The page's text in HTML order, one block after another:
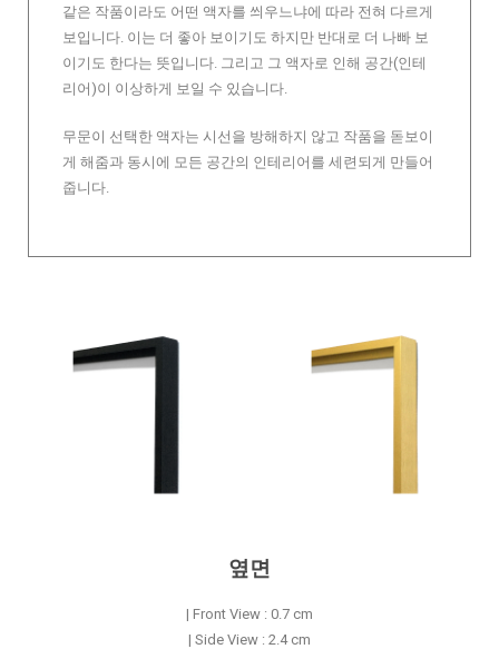
같은 작품이라도 어떤 액자를 씌우느냐에 따라 전혀 다르게
보입니다. 이는 더 좋아 보이기도 하지만 반대로 더 나빠 보
이기도 한다는 뜻입니다. 그리고 그 액자로 인해 공간(인테
리어)이 이상하게 보일 수 있습니다.
무문이 선택한 액자는 시선을 방해하지 않고 작품을 돋보이
게 해줌과 동시에 모든 공간의 인테리어를 세련되게 만들어
줍니다.
옆면
| Front View : 0.7 cm
| Side View : 2.4 cm